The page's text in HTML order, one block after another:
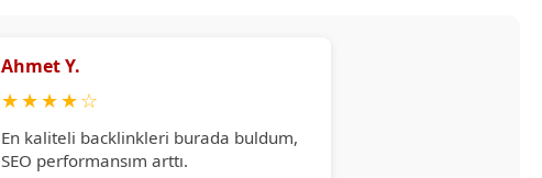
Ahmet Y.
★★★★☆
En kaliteli backlinkleri burada buldum,
SEO performansım arttı.